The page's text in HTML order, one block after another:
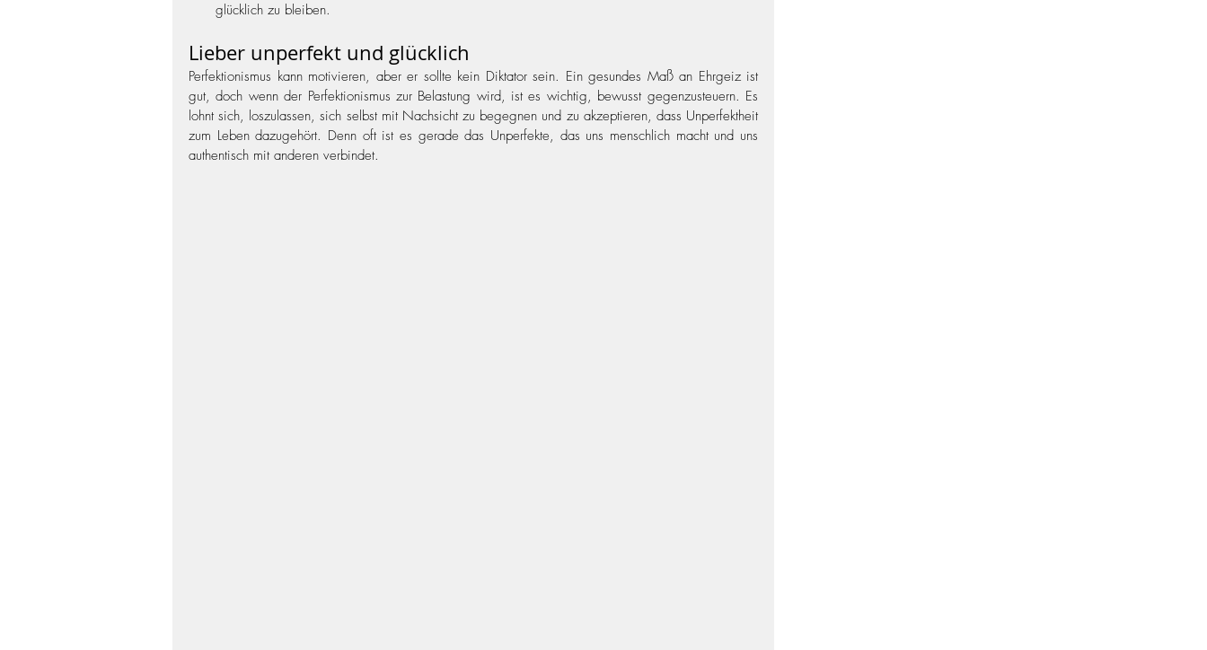
glücklich zu bleiben.
Lieber unperfekt und glücklich
Perfektionismus kann motivieren, aber er sollte kein Diktator sein. Ein gesundes Maß an Ehrgeiz ist
gut, doch wenn der Perfektionismus zur Belastung wird, ist es wichtig, bewusst gegenzusteuern. Es
lohnt sich, loszulassen, sich selbst mit Nachsicht zu begegnen und zu akzeptieren, dass Unperfektheit
zum Leben dazugehört. Denn oft ist es gerade das Unperfekte, das uns menschlich macht und uns
authentisch mit anderen verbindet.